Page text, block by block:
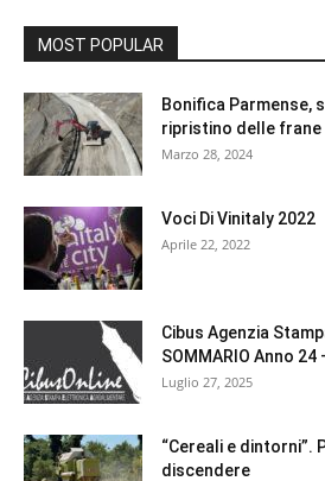
MOST POPULAR
Bonifica Parmense,
ripristino delle frane
Marzo 28, 2024
Voci Di Vinitaly 2022
Aprile 22, 2022
Cibus Agenzia
SOMMARIO Anno 24
Luglio 27, 2025
“Cereali e dintorni”.
discendere